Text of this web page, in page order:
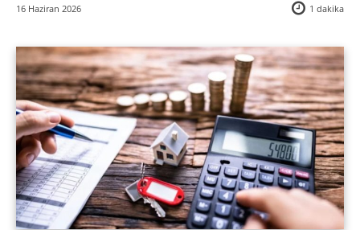
16 Haziran 2026 1 dakika